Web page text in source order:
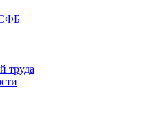
труда